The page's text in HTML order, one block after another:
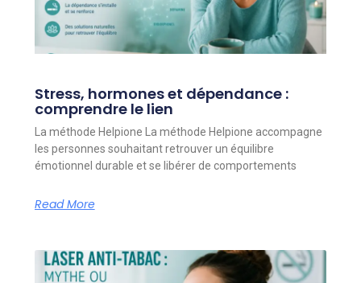
Stress, hormones et dépendance :
comprendre le lien
La méthode Helpione La méthode Helpione accompagne
les personnes souhaitant retrouver un équilibre
émotionnel durable et se libérer de comportements
Read More